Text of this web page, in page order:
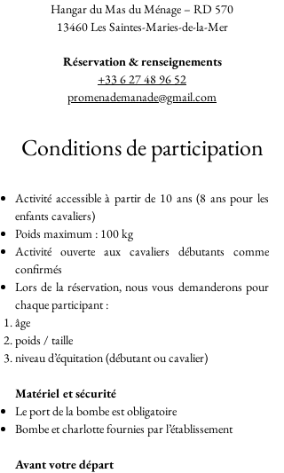
Hangar du Mas du Ménage – RD 570
13460 Les Saintes-Maries-de-la-Mer
Réservation & renseignements
+33 6 27 48 96 52
promenademanade@gmail.com
Conditions de participation
Activité accessible à partir de 10 ans (8 ans pour les
enfants cavaliers)
Poids maximum : 100 kg
Activité ouverte aux cavaliers débutants comme
confirmés
Lors de la réservation, nous vous demanderons pour
chaque participant :
âge
poids / taille
niveau d’équitation (débutant ou cavalier)
Matériel et sécurité
Le port de la bombe est obligatoire
Bombe et charlotte fournies par l’établissement
Avant votre départ